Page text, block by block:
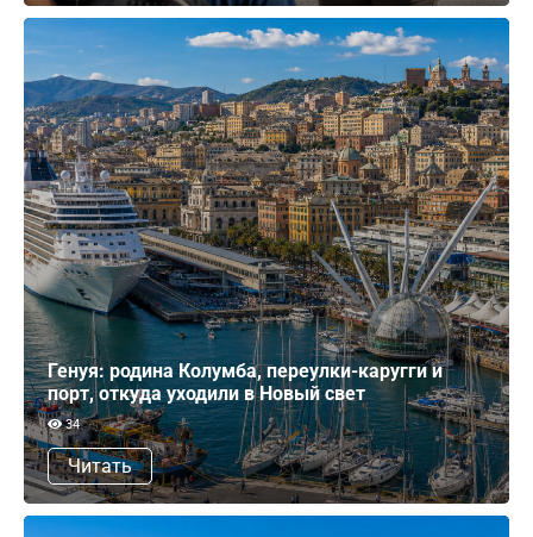
Генуя: родина Колумба, переулки-каругги и
порт, откуда уходили в Новый свет
34
Читать